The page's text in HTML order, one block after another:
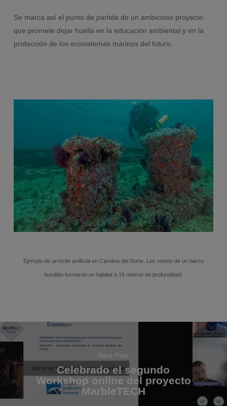
Se marca así el punto de partida de un ambicioso proyecto
que promete dejar huella en la educación ambiental y en la
protección de los ecosistemas marinos del futuro.
Ejemplo de arrecife artificial en Carolina del Norte. Los restos de un barco
hundido formaron un hábitat a 16 metros de profundidad.
Next Post
Celebrado el segundo
Workshop online del proyecto
MarbleTECH